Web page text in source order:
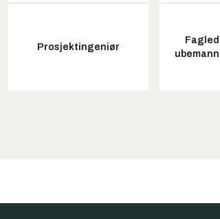
Prosjektingeniør